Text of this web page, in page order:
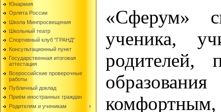
Юнармия
Орлята России
Школа Минпросвещения
Школьный театр
Спортивный клуб "ГРАНД"
Консультационный пункт
Государственная итоговая
аттестация
Всероссийские проверочные
работы
Публичный доклад
Приём иностранных граждан
Родителям и ученикам
«Сферум»
ученика,
родителей,